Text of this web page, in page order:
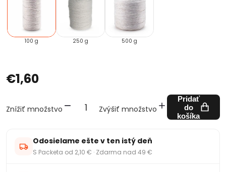
100 g 250 g 500 g
€1,60
Znížiť množstvo Zvýšiť množstvo
Pridať
do
košíka
Odosielame ešte v ten istý deň
S Packeta od 2,10 € · Zdarma nad 49 €